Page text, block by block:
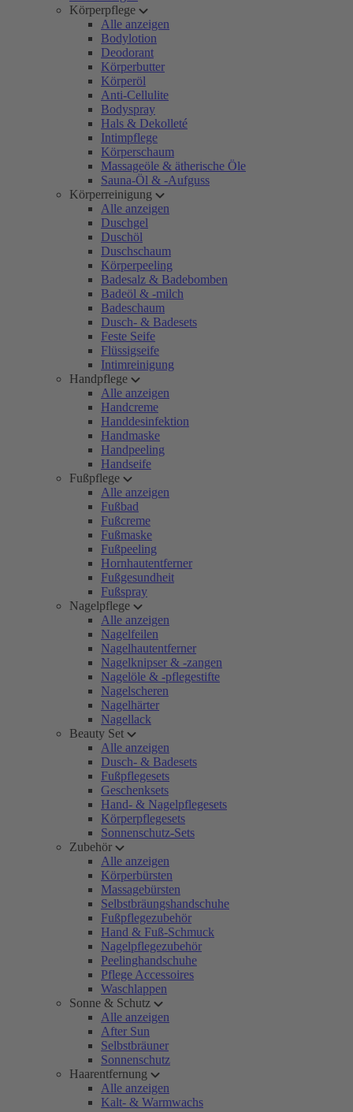
Körperpflege
Alle anzeigen
Bodylotion
Deodorant
Körperbutter
Körperöl
Anti-Cellulite
Bodyspray
Hals & Dekolleté
Intimpflege
Körperschaum
Massageöle & ätherische Öle
Sauna-Öl & -Aufguss
Körperreinigung
Alle anzeigen
Duschgel
Duschöl
Duschschaum
Körperpeeling
Badesalz & Badebomben
Badeöl & -milch
Badeschaum
Dusch- & Badesets
Feste Seife
Flüssigseife
Intimreinigung
Handpflege
Alle anzeigen
Handcreme
Handdesinfektion
Handmaske
Handpeeling
Handseife
Fußpflege
Alle anzeigen
Fußbad
Fußcreme
Fußmaske
Fußpeeling
Hornhautentferner
Fußgesundheit
Fußspray
Nagelpflege
Alle anzeigen
Nagelfeilen
Nagelhautentferner
Nagelknipser & -zangen
Nagelöle & -pflegestifte
Nagelscheren
Nagelhärter
Nagellack
Beauty Set
Alle anzeigen
Dusch- & Badesets
Fußpflegesets
Geschenksets
Hand- & Nagelpflegesets
Körperpflegesets
Sonnenschutz-Sets
Zubehör
Alle anzeigen
Körperbürsten
Massagebürsten
Selbstbräungshandschuhe
Fußpflegezubehör
Hand & Fuß-Schmuck
Nagelpflegezubehör
Peelinghandschuhe
Pflege Accessoires
Waschlappen
Sonne & Schutz
Alle anzeigen
After Sun
Selbstbräuner
Sonnenschutz
Haarentfernung
Alle anzeigen
Kalt- & Warmwachs